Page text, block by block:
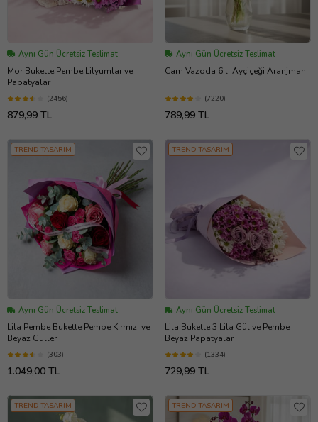
Aynı Gün Ücretsiz Teslimat
Mor Bukette Pembe Lilyumlar ve
Papatyalar
(2456)
879,99 TL
Aynı Gün Ücretsiz Teslimat
Cam Vazoda 6'lı Ayçiçeği Aranjmanı
(7220)
789,99 TL
TREND TASARIM
Aynı Gün Ücretsiz Teslimat
Lila Pembe Bukette Pembe Kırmızı ve
Beyaz Güller
(303)
1.049,00 TL
TREND TASARIM
Aynı Gün Ücretsiz Teslimat
Lila Bukette 3 Lila Gül ve Pembe
Beyaz Papatyalar
(1334)
729,99 TL
TREND TASARIM TREND TASARIM